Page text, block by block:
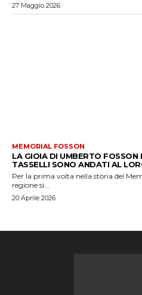
27 Maggio 2026
MEMORIAL FOSSON
LA GIOIA DI UMBERTO FOSSON
TASSELLI SONO ANDATI AL
Per la prima volta nella storia del
regione si...
20 Aprile 2026